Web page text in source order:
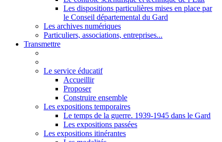
Les dispositions particulières mises en place par
le Conseil départemental du Gard
Les archives numériques
Particuliers, associations, entreprises...
Transmettre
Le service éducatif
Accueillir
Proposer
Construire ensemble
Les expositions temporaires
Le temps de la guerre. 1939-1945 dans le Gard
Les expositions passées
Les expositions itinérantes